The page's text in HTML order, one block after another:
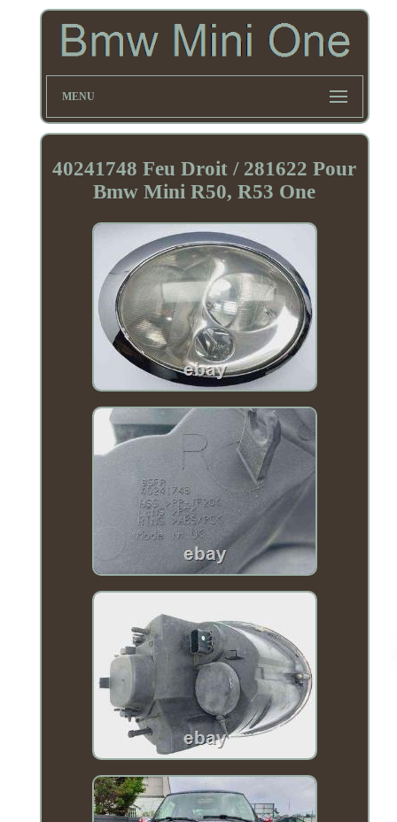
MENU
40241748 Feu Droit / 281622 Pour
Bmw Mini R50, R53 One